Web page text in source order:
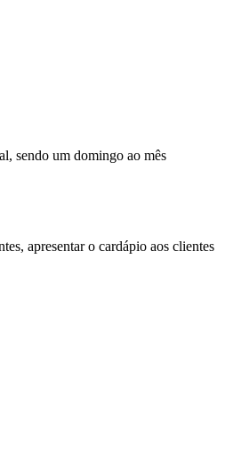
sendo um domingo ao mês
apresentar o cardápio aos clientes